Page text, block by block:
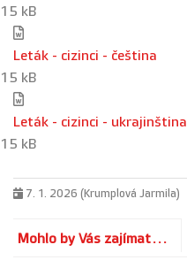
15 kB
Leták - cizinci - čeština
15 kB
Leták - cizinci - ukrajinština
15 kB
7. 1. 2026 (Krumplová Jarmila)
Mohlo by Vás zajímat...